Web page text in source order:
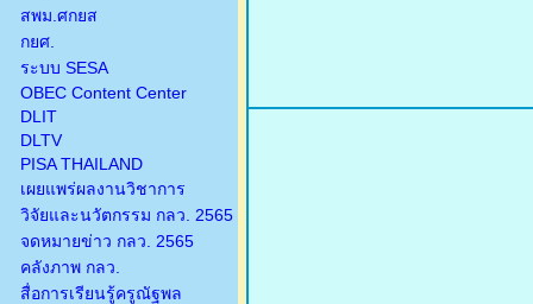
สพม.ศกยส
กยศ.
ระบบ SESA
OBEC Content Center
DLIT
DLTV
PISA THAILAND
เผยแพร่ผลงานวิชาการ
วิจัยและนวัตกรรม กลว. 2565
จดหมายข่าว กลว. 2565
คลังภาพ กลว.
สื่อการเรียนรู้ครูณัฐพล